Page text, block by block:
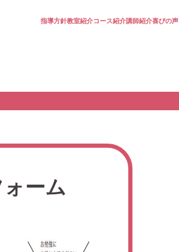
指導方針教室紹介コース紹介講師紹介喜びの声
ーム